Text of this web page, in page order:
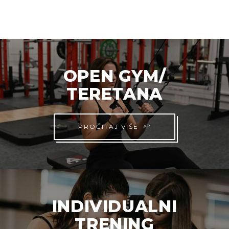
OPEN GYM/
TERETANA
PROČITAJ VIŠE
INDIVIDUALNI
TRENING